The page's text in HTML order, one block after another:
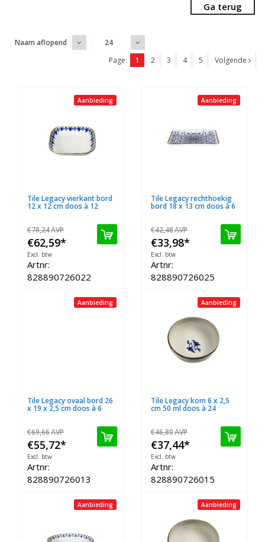
Ga terug
Naam aflopend
24
Page:
1 2 3 4 5 Volgende
Aanbieding
Tile Legacy vierkant bord
12 x 12 cm doos à 12
€78,24AVP
€62,59*
Excl. btw
Artnr:
828890726022
Aanbieding
Tile Legacy rechthoekig
bord 18 x 13 cm doos à 6
€42,48AVP
€33,98*
Excl. btw
Artnr:
828890726025
Aanbieding
Tile Legacy ovaal bord 26
x 19 x 2,5 cm doos à 6
€69,66AVP
€55,72*
Excl. btw
Artnr:
828890726013
Aanbieding
Tile Legacy kom 6 x 2,5
cm 50 ml doos à 24
€46,80AVP
€37,44*
Excl. btw
Artnr:
828890726015
Aanbieding Aanbieding